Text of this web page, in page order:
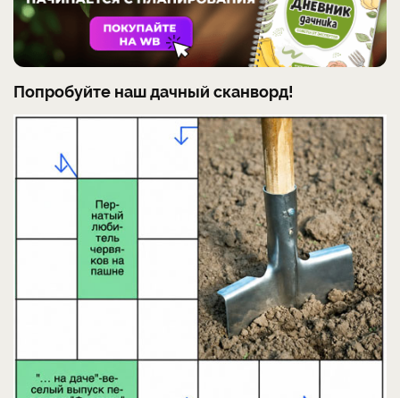
Попробуйте наш дачный сканворд!